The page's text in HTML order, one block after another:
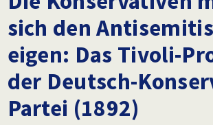
sich den
eigen: Das Tivoli-
der Deutsch-
Partei (1892)